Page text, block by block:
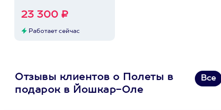
23 300 ₽
Работает сейчас
Отзывы клиентов о Полеты в
подарок в Йошкар-Оле
Все